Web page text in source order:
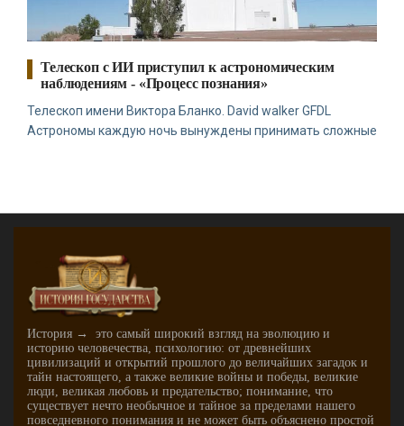
Телескоп с ИИ приступил к астрономическим
наблюдениям - «Процесс познания»
Телескоп имени Виктора Бланко. David walker GFDL
Астрономы каждую ночь вынуждены принимать сложные
История → это самый широкий взгляд на эволюцию и
историю человечества, психологию: от древнейших
цивилизаций и открытий прошлого до величайших загадок и
тайн настоящего, а также великие войны и победы, великие
люди, великая любовь и предательство; понимание, что
существует нечто необычное и тайное за пределами нашего
повседневного понимания и не может быть объяснено простой